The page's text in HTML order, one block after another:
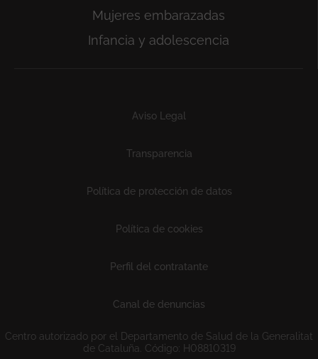
Mujeres embarazadas
Infancia y adolescencia
Aviso Legal
Transparencia
Política de protección de datos
Política de cookies
Perfil del contratante
Canal de denuncias
Centro autorizado por el Departamento de Salud de la Generalitat
de Cataluña. Código: H08810319